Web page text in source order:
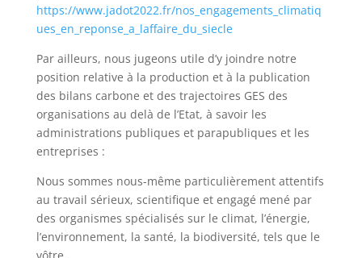
https://www.jadot2022.fr/nos_engagements_climatiq
ues_en_reponse_a_laffaire_du_siecle
Par ailleurs, nous jugeons utile d’y joindre notre
position relative à la production et à la publication
des bilans carbone et des trajectoires GES des
organisations au delà de l’Etat, à savoir les
administrations publiques et parapubliques et les
entreprises :
Nous sommes nous-même particulièrement attentifs
au travail sérieux, scientifique et engagé mené par
des organismes spécialisés sur le climat, l’énergie,
l’environnement, la santé, la biodiversité, tels que le